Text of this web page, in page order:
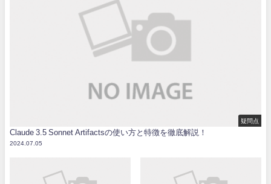
疑問点
Claude 3.5 Sonnet Artifactsの使い方と特徴を徹底解説！
2024.07.05